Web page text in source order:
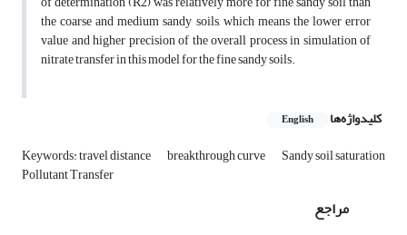
the coarse and medium sandy soils, which means the lower error
value and higher precision of the overall process in simulation of
nitrate transfer in this model for the fine sandy soils.
کلیدواژه‌ها English
Keywords: travel distance breakthrough curve Sandy soil saturation
Pollutant Transfer
مراجع